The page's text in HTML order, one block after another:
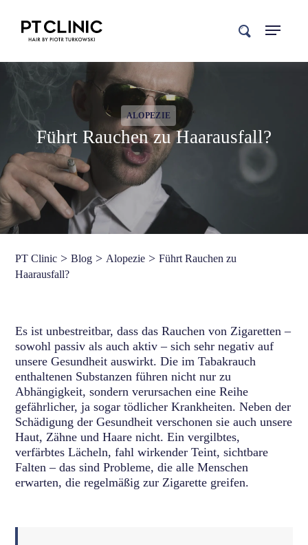
search
ALOPEZIE
Führt Rauchen zu Haarausfall?
PT Clinic >Blog >Alopezie >Führt Rauchen zu
Haarausfall?
Es ist unbestreitbar, dass das Rauchen von Zigaretten –
sowohl passiv als auch aktiv – sich sehr negativ auf
unsere Gesundheit auswirkt. Die im Tabakrauch
enthaltenen Substanzen führen nicht nur zu
Abhängigkeit, sondern verursachen eine Reihe
gefährlicher, ja sogar tödlicher Krankheiten. Neben der
Schädigung der Gesundheit verschonen sie auch unsere
Haut, Zähne und Haare nicht. Ein vergilbtes,
verfärbtes Lächeln, fahl wirkender Teint, sichtbare
Falten – das sind Probleme, die alle Menschen
erwarten, die regelmäßig zur Zigarette greifen.